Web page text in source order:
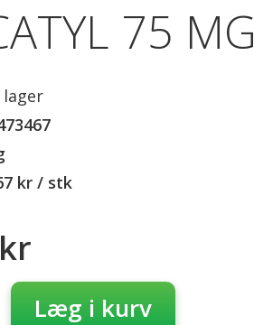
75 MG
lager
kr / stk
Læg i kurv